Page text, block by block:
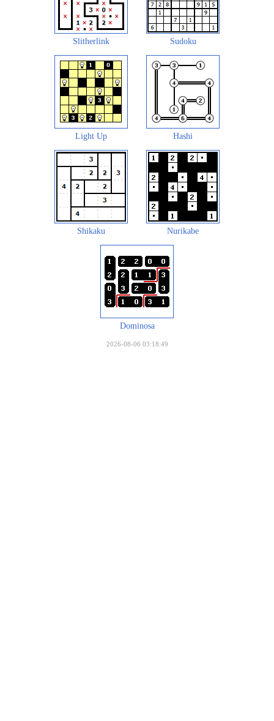
Slitherlink Sudoku
Light Up Hashi
Shikaku Nurikabe
Dominosa
2026-08-06 03:18:49